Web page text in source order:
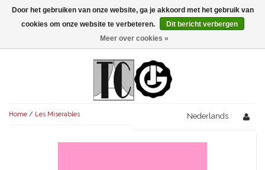
Menu
AVONDVULLEND (+75')
KORT (-30')
AVONDVULLEND (+75')
AVONDVULLEND (+75')
Home / Les Miserables Nederlands
Door het gebruiken van onze website, ga je akkoord met het gebruik van
cookies om onze website te verbeteren.
Dit bericht verbergen
Meer over cookies »